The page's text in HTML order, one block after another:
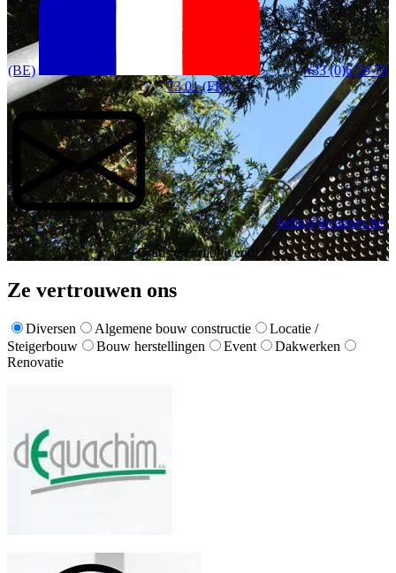
(BE)
+33 (0)6 59 79
73 01 (FR)
hello@locagnes.be
Gratis en vrijblijvend!
Ze vertrouwen ons
Diversen Algemene bouw constructie
Locatie /
Steigerbouw
Bouw herstellingen Event
Dakwerken
Renovatie